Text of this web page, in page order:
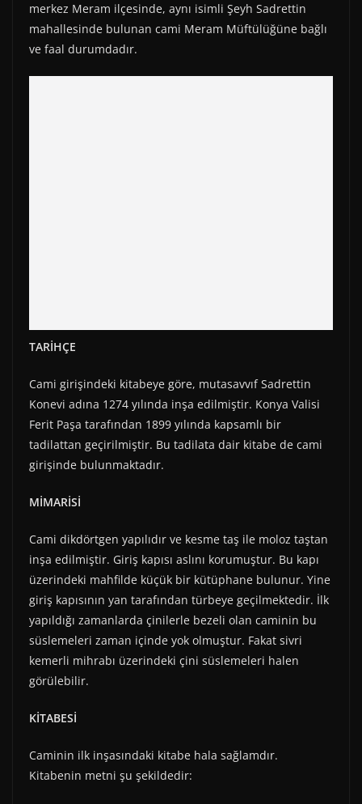
merkez Meram ilçesinde, aynı isimli Şeyh Sadrettin
mahallesinde bulunan cami Meram Müftülüğüne bağlı
ve faal durumdadır.
TARİHÇE
Cami girişindeki kitabeye göre, mutasavvıf Sadrettin
Konevi adına 1274 yılında inşa edilmiştir. Konya Valisi
Ferit Paşa tarafından 1899 yılında kapsamlı bir
tadilattan geçirilmiştir. Bu tadilata dair kitabe de cami
girişinde bulunmaktadır.
MİMARİSİ
Cami dikdörtgen yapılıdır ve kesme taş ile moloz taştan
inşa edilmiştir. Giriş kapısı aslını korumuştur. Bu kapı
üzerindeki mahfilde küçük bir kütüphane bulunur. Yine
giriş kapısının yan tarafından türbeye geçilmektedir. İlk
yapıldığı zamanlarda çinilerle bezeli olan caminin bu
süslemeleri zaman içinde yok olmuştur. Fakat sivri
kemerli mihrabı üzerindeki çini süslemeleri halen
görülebilir.
KİTABESİ
Caminin ilk inşasındaki kitabe hala sağlamdır.
Kitabenin metni şu şekildedir: